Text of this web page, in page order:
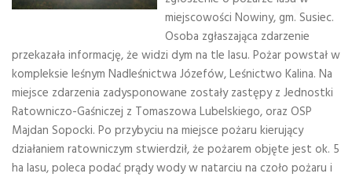
miejscowości Nowiny, gm. Susiec.
Osoba zgłaszająca zdarzenie
przekazała informację, że widzi dym na tle lasu. Pożar powstał w
kompleksie leśnym Nadleśnictwa Józefów, Leśnictwo Kalina. Na
miejsce zdarzenia zadysponowane zostały zastępy z Jednostki
Ratowniczo-Gaśniczej z Tomaszowa Lubelskiego, oraz OSP
Majdan Sopocki. Po przybyciu na miejsce pożaru kierujący
działaniem ratowniczym stwierdził, że pożarem objęte jest ok. 5
ha lasu, poleca podać prądy wody w natarciu na czoło pożaru i